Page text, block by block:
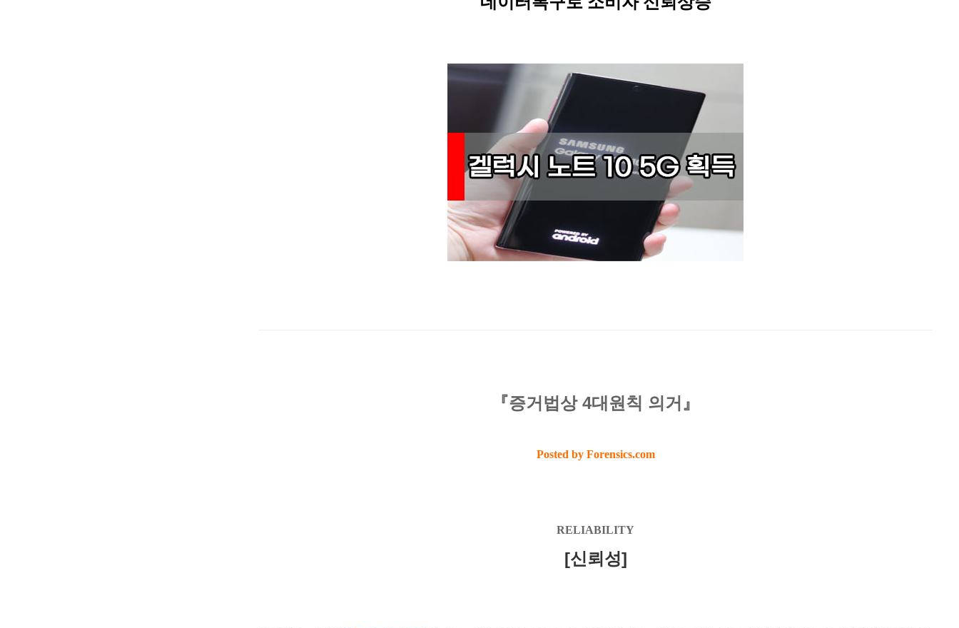
『증거법상 4대원칙 의거』
Posted by Forensics.com
RELIABILITY
[신뢰성]